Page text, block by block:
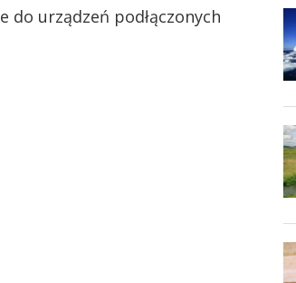
do urządzeń podłączonych